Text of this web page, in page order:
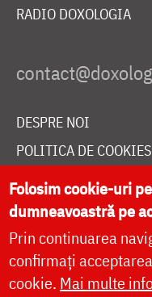
RADIO DOXOLOGIA
DESPRE NOI
POLITICA DE COOKIES
DONEAZĂ ONLINE
LIVE
Folosim cookie-uri
dumneavoastră pe
Prin continuarea
confirmați
cookie. Mai multe